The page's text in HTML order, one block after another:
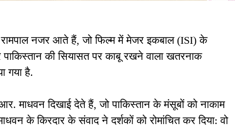
नजर आते हैं, जो फिल्म में मेजर इकबाल (ISI) के
पाकिस्तान की सियासत पर काबू रखने वाला खतरनाक
गया है.
माधवन दिखाई देते हैं, जो पाकिस्तान के मंसूबों को नाकाम
के किरदार के संवाद ने दर्शकों को रोमांचित कर दिया: वो